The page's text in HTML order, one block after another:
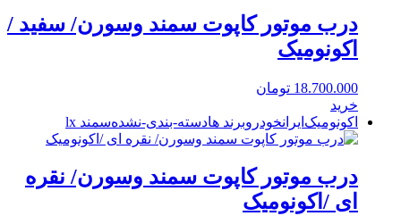
درب موتور کاپوت سمند وسورن/ سفید /
اکونومیک
18.700.000 تومان
خرید
اکونومیک ایرانخودروبرند هادسته-بندی-نشدهسمند lx
درب موتور کاپوت سمند وسورن/ نقره
ای /اکونومیک